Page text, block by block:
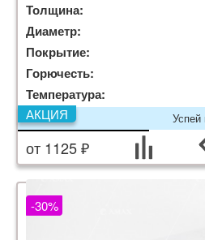
Толщина:
Диаметр:
Покрытие:
Горючесть:
Температура:
Успей
АКЦИЯ
от 1125 ₽
-30%